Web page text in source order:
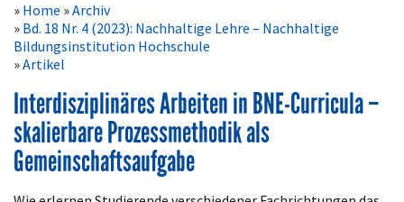
Home
Archiv
Bd. 18 Nr. 4 (2023): Nachhaltige Lehre – Nachhaltige
Bildungsinstitution Hochschule
Artikel
Interdisziplinäres Arbeiten in BNE-Curricula –
skalierbare Prozessmethodik als
Gemeinschaftsaufgabe
Artikelinhalt